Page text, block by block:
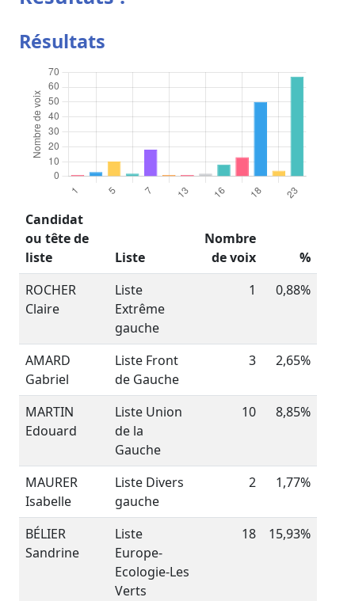
Résultats
Candidat
ou tête de
liste
Liste
Nombre
de voix
%
ROCHER
Claire
Liste
Extrême
gauche
1 0,88%
AMARD
Gabriel
Liste Front
de Gauche
3 2,65%
MARTIN
Edouard
Liste Union
de la
Gauche
10 8,85%
MAURER
Isabelle
Liste Divers
gauche
2 1,77%
BÉLIER
Sandrine
Liste
Europe-
Ecologie-Les
Verts
18 15,93%